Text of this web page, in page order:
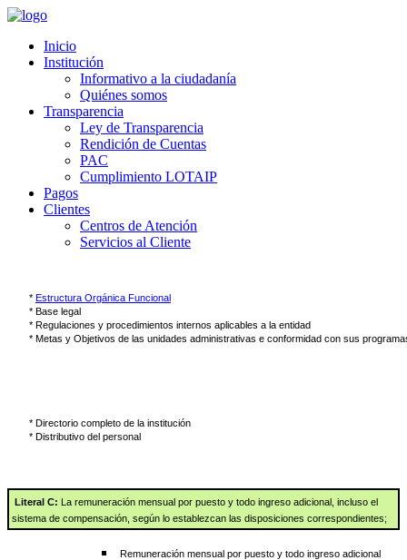
Inicio
Institución
Informativo a la ciudadanía
Quiénes somos
Transparencia
Ley de Transparencia
Rendición de Cuentas
PAC
Cumplimiento LOTAIP
Pagos
Clientes
Centros de Atención
Servicios al Cliente
        *
Estructura Orgánica Funcional
        * Base legal
        * Regulaciones y procedimientos internos aplicables a la entidad
* Metas y Objetivos de las unidades administrativas e conformidad con sus
        * Directorio completo de la institución
        * D
istributivo del personal
Literal C: La remuneración mensual por puesto y todo ingreso adicional, incluso el
sistema de compensación, según lo establezcan las disposiciones correspondientes;
Remuneración mensual por puesto y todo ingreso adicional